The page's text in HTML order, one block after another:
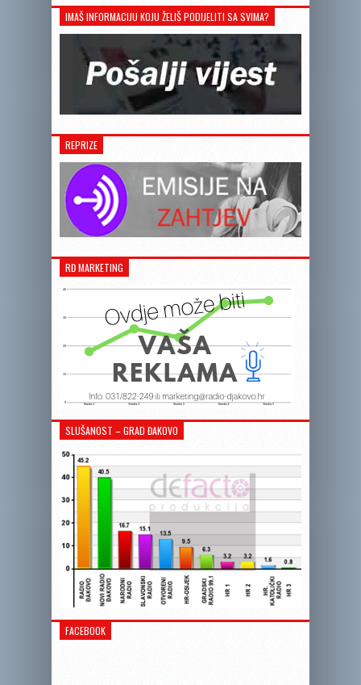
IMAŠ INFORMACIJU KOJU ŽELIŠ PODIJELITI SA SVIMA?
REPRIZE
RĐ MARKETING
SLUŠANOST – GRAD ĐAKOVO
FACEBOOK